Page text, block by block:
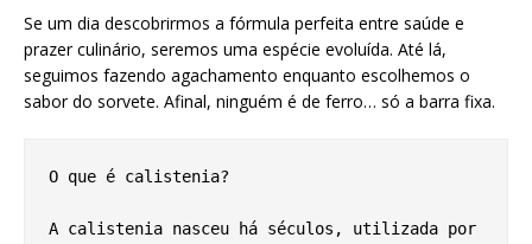
Se um dia descobrirmos a fórmula perfeita entre saúde e
prazer culinário, seremos uma espécie evoluída. Até lá,
seguimos fazendo agachamento enquanto escolhemos o
sabor do sorvete. Afinal, ninguém é de ferro… só a barra fixa.
O que é calistenia?
A calistenia nasceu há séculos, utilizada por